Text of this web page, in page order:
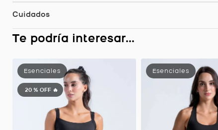
Cuidados
Te podría interesar...
20 % OFF 🔥